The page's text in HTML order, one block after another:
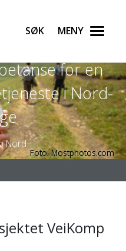
Søk Meny
for en
i Nord-
Nord
Foto: Mostphotos.com
VeiKomp